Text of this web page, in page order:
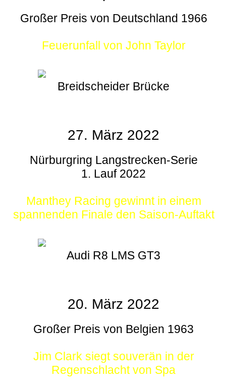
Großer Preis von Deutschland 1966
Feuerunfall von John Taylor
Breidscheider Brücke
27. März 2022
Nürburgring Langstrecken-Serie
1. Lauf 2022
Manthey Racing gewinnt in einem
spannenden Finale den Saison-Auftakt
Audi R8 LMS GT3
20. März 2022
Großer Preis von Belgien 1963
Jim Clark siegt souverän in der
Regenschlacht von Spa